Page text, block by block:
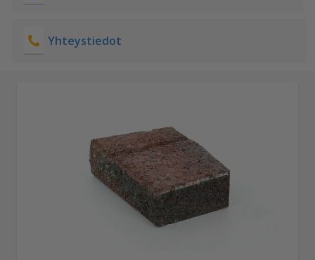
Yhteystiedot